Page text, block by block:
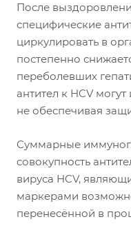
После
специфические
циркулировать в
постепенно
переболевших
антител к HCV
не обеспечивая
Суммарные
совокупность
вируса HCV,
маркерами
перенесённой в